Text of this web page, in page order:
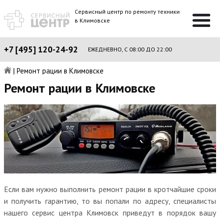
Сервисный центр по ремонту техники
в Климовске
+7 [495] 120-24-92 ЕЖЕДНЕВНО, С 08:00 ДО 22:00
| Ремонт рации в Климовске
Ремонт рации в Климовске
Если вам нужно выполнить ремонт рации в кротчайшие сроки
и получить гарантию, то вы попали по адресу, специалисты
нашего сервис центра Климовск приведут в порядок вашу